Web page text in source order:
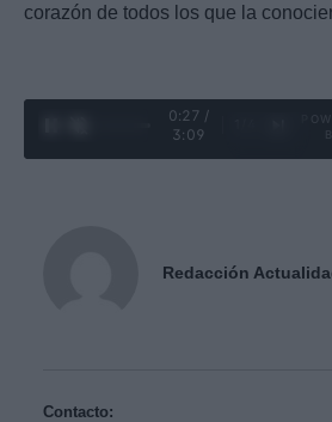
corazón de todos los que la
0:28 /
3:09
Redacción
Contacto: